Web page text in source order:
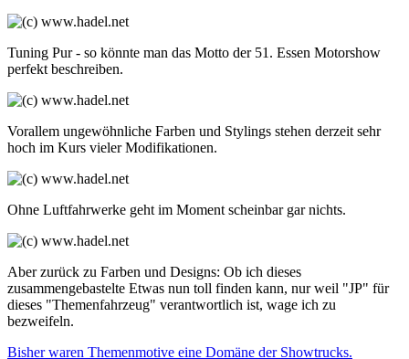
Tuning Pur - so könnte man das Motto der 51. Essen Motorshow
perfekt beschreiben.
Vorallem ungewöhnliche Farben und Stylings stehen derzeit sehr
hoch im Kurs vieler Modifikationen.
Ohne Luftfahrwerke geht im Moment scheinbar gar nichts.
Aber zurück zu Farben und Designs: Ob ich dieses
zusammengebastelte Etwas nun toll finden kann, nur weil "JP" für
dieses "Themenfahrzeug" verantwortlich ist, wage ich zu
bezweifeln.
Bisher waren Themenmotive eine Domäne der Showtrucks.